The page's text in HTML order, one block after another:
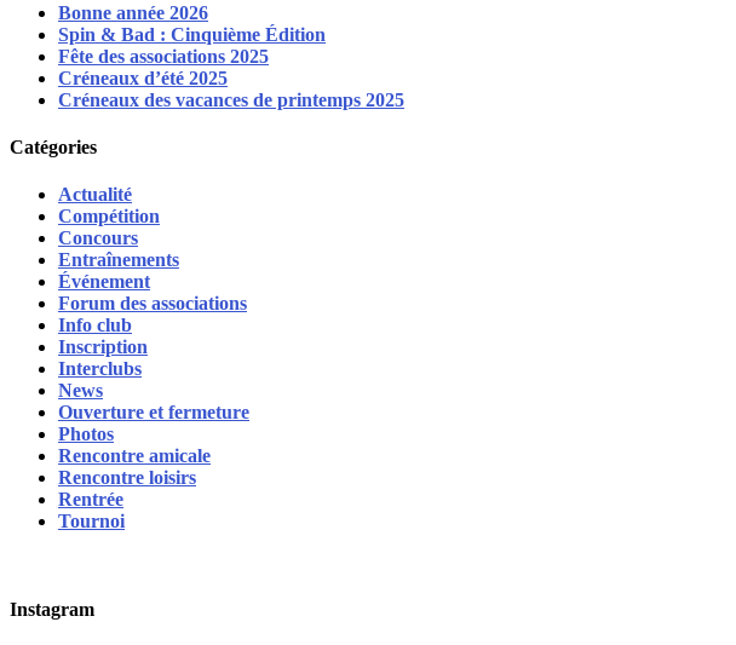
Bonne année 2026
Spin & Bad : Cinquième Édition
Fête des associations 2025
Créneaux d’été 2025
Créneaux des vacances de printemps 2025
Catégories
Actualité
Compétition
Concours
Entraînements
Événement
Forum des associations
Info club
Inscription
Interclubs
News
Ouverture et fermeture
Photos
Rencontre amicale
Rencontre loisirs
Rentrée
Tournoi
Instagram